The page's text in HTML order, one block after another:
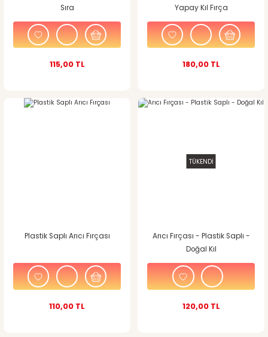
Sıra
115,00 TL
Yapay Kıl Fırça
180,00 TL
Plastik Saplı Arıcı Fırçası
110,00 TL
TÜKENDİ
Arıcı Fırçası - Plastik Saplı -
Doğal Kıl
120,00 TL